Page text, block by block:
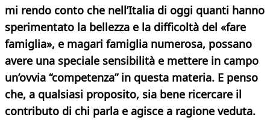
mi rendo conto che nell’Italia di oggi quanti hanno
sperimentato la bellezza e la difficoltà del «fare
famiglia», e magari famiglia numerosa, possano
avere una speciale sensibilità e mettere in campo
un’ovvia “competenza” in questa materia. E penso
che, a qualsiasi proposito, sia bene ricercare il
contributo di chi parla e agisce a ragione veduta.